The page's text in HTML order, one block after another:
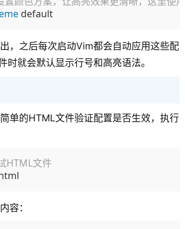
default
，之后每次启动Vim都会自动应用这些配
时就会默认显示行号和高亮语法。
单的HTML文件验证配置是否生效，执行
HTML文件
容：